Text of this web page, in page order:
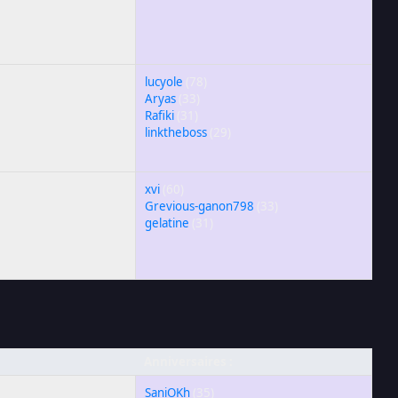
lucyole
Aryas
Rafiki
linktheboss
xvi
Grevious-ganon798
gelatine
SaniOKh